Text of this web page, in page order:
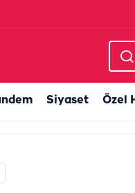
Siyaset Özel
mesaisi: Günde 20